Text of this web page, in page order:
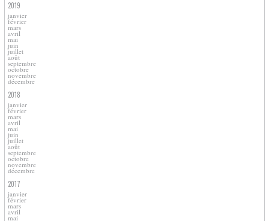
2019
janvier
février
mars
avril
mai
juin
juillet
août
septembre
octobre
novembre
décembre
2018
janvier
février
mars
avril
mai
juin
juillet
août
septembre
octobre
novembre
décembre
2017
janvier
février
mars
avril
mai